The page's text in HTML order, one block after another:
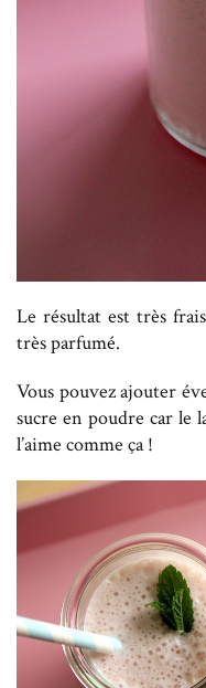
Le résultat est très
très parfumé.
Vous pouvez ajouter
sucre en poudre car le
l’aime comme ça !